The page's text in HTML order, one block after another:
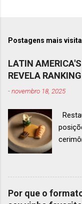
Postagens mais
LATIN
REVELA
-novembro 18, 2025
de
bem
Por que o